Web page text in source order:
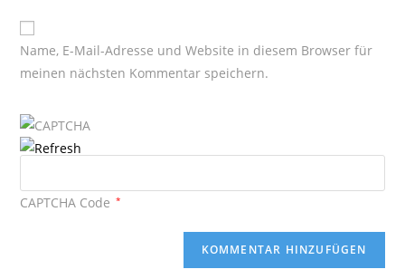
website
URL
Name, E-Mail-Adresse und Website in diesem Browser für
meinen nächsten Kommentar speichern.
CAPTCHA Code *